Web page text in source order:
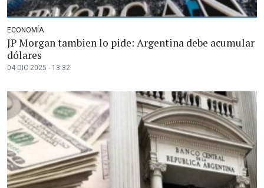
ECONOMÍA
JP Morgan tambien lo pide: Argentina debe acumular
dólares
04 DIC 2025 - 13:32